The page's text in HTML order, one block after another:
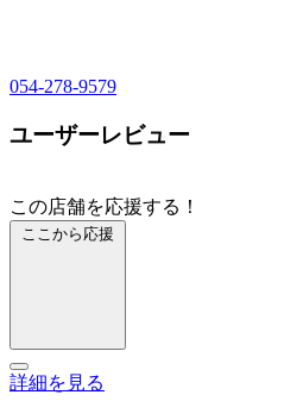
054-278-9579
ユーザーレビュー
この店舗を応援する！
ここから応援
詳細を見る